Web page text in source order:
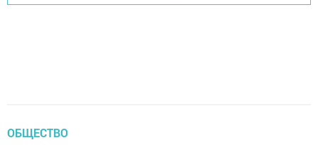
ОБЩЕСТВО